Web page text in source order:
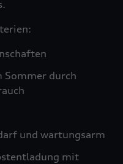
Sommer durch
und wartungsarm
mit